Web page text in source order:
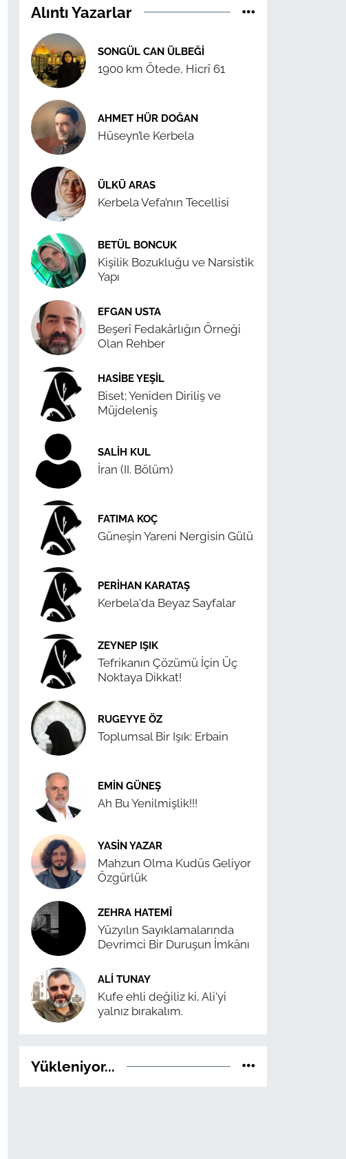
Alıntı Yazarlar
SONGÜL CAN ÜLBEĞI
1900 km Ötede, Hicrî 61
AHMET HÜR DOĞAN
Hüseyn’le Kerbela
ÜLKÜ ARAS
Kerbela Vefa’nın Tecellisi
BETÜL BONCUK
Kişilik Bozukluğu ve Narsistik
Yapı
EFGAN USTA
Beşerî Fedakârlığın Örneği
Olan Rehber
HASIBE YEŞIL
Biset; Yeniden Diriliş ve
Müjdeleniş
SALIH KUL
İran (II. Bölüm)
FATIMA KOÇ
Güneşin Yareni Nergisin Gülü
PERIHAN KARATAŞ
Kerbela'da Beyaz Sayfalar
ZEYNEP IŞIK
Tefrikanın Çözümü İçin Üç
Noktaya Dikkat!
RUGEYYE ÖZ
Toplumsal Bir Işık: Erbain
EMIN GÜNEŞ
Ah Bu Yenilmişlik!!!
YASIN YAZAR
Mahzun Olma Kudüs Geliyor
Özgürlük
ZEHRA HATEMÎ
Yüzyılın Sayıklamalarında
Devrimci Bir Duruşun İmkânı
ALI TUNAY
Kufe ehli değiliz ki, Ali'yi
yalnız bırakalım.
Yükleniyor...